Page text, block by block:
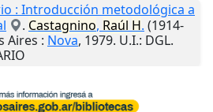
: Introducción metodológica a
. Castagnino, Raúl H. (1914-
Aires : Nova, 1979. U.I.: DGL.